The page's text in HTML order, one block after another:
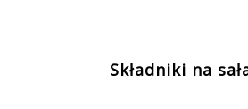
Składniki na